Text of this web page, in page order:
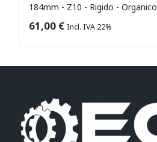
184mm - Z10 - Rigido - Organico
61,00 € Incl. IVA 22%